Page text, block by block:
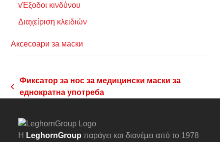
vΈξοδοι κινδύνου
Διαχείριση κλειδιών
Аксесоари за маски
previous
Фиксатор за нос за медицински маски за
еднократна употреба
Η LeghornGroup παράγει και διανέμει από το 1978